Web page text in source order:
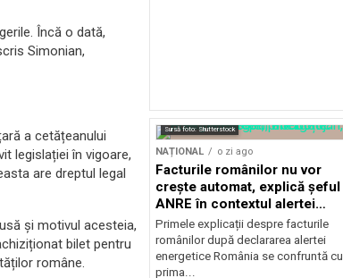
Încă o dată,
Simonian,
a cetățeanului
legislației în vigoare,
are dreptul legal
și motivul acesteia,
bilet pentru
române.
Sursă foto: Shutterstock
NAȚIONAL o zi ago
Facturile românilor nu vor
crește automat, explică șeful
ANRE în contextul alertei
energetice
Primele explicații despre facturile
românilor după declararea alertei
energetice România se confruntă cu
prima...